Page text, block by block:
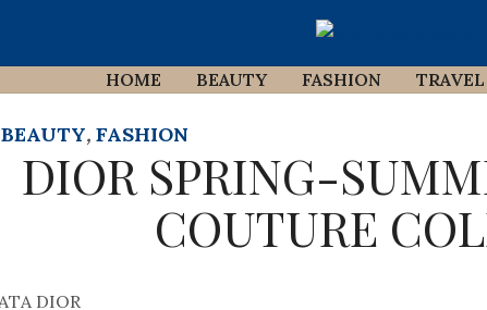
HOME BEAUTY FASHION TRAVEL
BEAUTY, FASHION
DIOR SPRING-
COUTURE